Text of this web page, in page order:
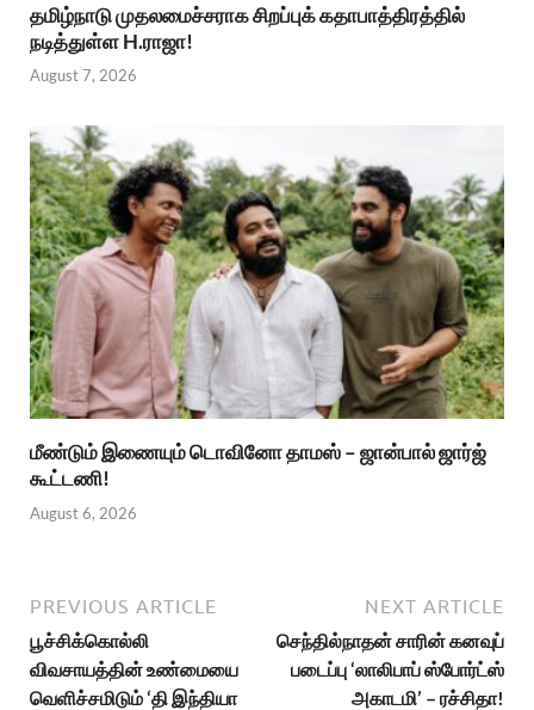
தமிழ்நாடு முதலமைச்சராக சிறப்புக் கதாபாத்திரத்தில்
நடித்துள்ள H.ராஜா!
August 7, 2026
மீண்டும் இணையும் டொவினோ தாமஸ் – ஜான்பால் ஜார்ஜ்
கூட்டணி!
August 6, 2026
PREVIOUS ARTICLE
பூச்சிக்கொல்லி
விவசாயத்தின் உண்மையை
வெளிச்சமிடும் ‘தி இந்தியா
NEXT ARTICLE
செந்தில்நாதன் சாரின் கனவுப்
படைப்பு ‘லாலிபாப் ஸ்போர்ட்ஸ்
அகாடமி’ – ரச்சிதா!